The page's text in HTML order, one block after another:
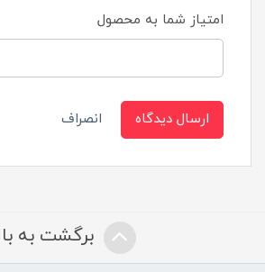
امتیاز شما به محصول
ارسال دیدگاه انصراف
برگشت به